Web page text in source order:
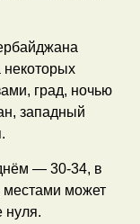
град, ночью
западный
— 30-34, в
может
нуля.